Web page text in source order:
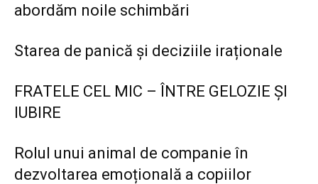
abordăm noile schimbări
Starea de panică și deciziile iraționale
FRATELE CEL MIC – ÎNTRE GELOZIE ȘI
IUBIRE
Rolul unui animal de companie în
dezvoltarea emoțională a copiilor